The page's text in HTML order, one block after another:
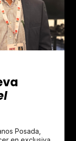
Posada,